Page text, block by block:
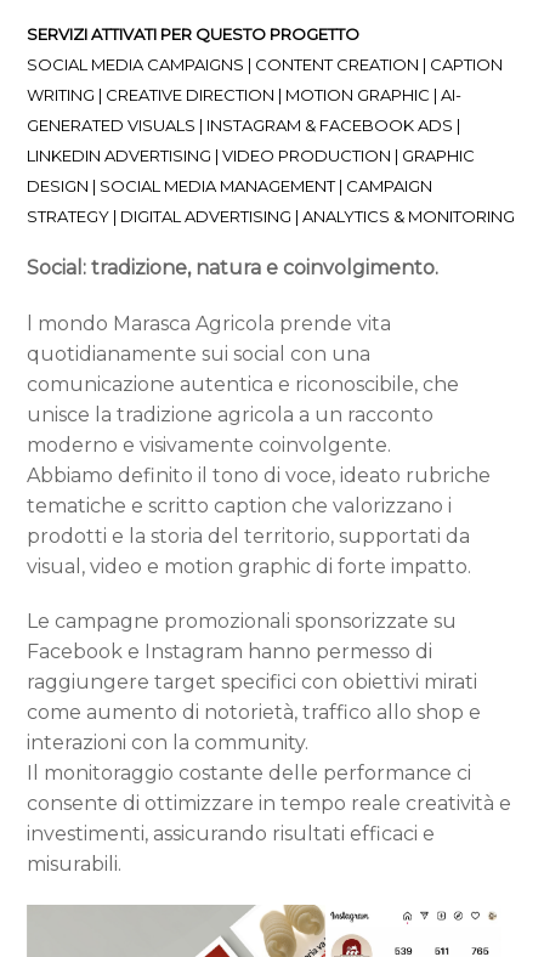
SERVIZI ATTIVATI PER QUESTO PROGETTO
SOCIAL MEDIA CAMPAIGNS | CONTENT CREATION | CAPTION
WRITING | CREATIVE DIRECTION | MOTION GRAPHIC | AI-
GENERATED VISUALS | INSTAGRAM & FACEBOOK ADS |
LINKEDIN ADVERTISING | VIDEO PRODUCTION | GRAPHIC
DESIGN | SOCIAL MEDIA MANAGEMENT | CAMPAIGN
STRATEGY | DIGITAL ADVERTISING | ANALYTICS & MONITORING
Social: tradizione, natura e coinvolgimento.
l mondo Marasca Agricola prende vita
quotidianamente sui social con una
comunicazione autentica e riconoscibile, che
unisce la tradizione agricola a un racconto
moderno e visivamente coinvolgente.
Abbiamo definito il tono di voce, ideato rubriche
tematiche e scritto caption che valorizzano i
prodotti e la storia del territorio, supportati da
visual, video e motion graphic di forte impatto.
Le campagne promozionali sponsorizzate su
Facebook e Instagram hanno permesso di
raggiungere target specifici con obiettivi mirati
come aumento di notorietà, traffico allo shop e
interazioni con la community.
Il monitoraggio costante delle performance ci
consente di ottimizzare in tempo reale creatività e
investimenti, assicurando risultati efficaci e
misurabili.